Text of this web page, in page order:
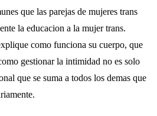
que las parejas de mujeres trans
la educacion a la mujer trans.
como funciona su cuerpo, que
gestionar la intimidad no es solo
que se suma a todos los demas que